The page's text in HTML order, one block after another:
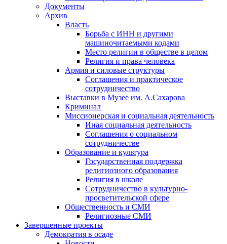
Документы
Архив
Власть
Борьба с ИНН и другими
машиночитаемыми кодами
Место религии в обществе в целом
Религия и права человека
Армия и силовые структуры
Соглашения и практическое
сотрудничество
Выставки в Музее им. А.Сахарова
Криминал
Миссионерская и социальная деятельность
Иная социальная деятельность
Соглашения о социальном
сотрудничестве
Образование и культура
Государственная поддержка
религиозного образования
Религия в школе
Сотрудничество в культурно-
просветительской сфере
Общественность и СМИ
Религиозные СМИ
Завершенные проекты
Демократия в осаде